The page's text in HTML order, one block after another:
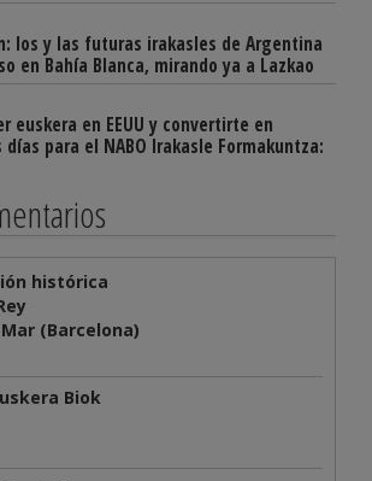
los y las futuras irakasles de Argentina
en Bahía Blanca, mirando ya a Lazkao
euskera en EEUU y convertirte en
para el NABO Irakasle Formakuntza:
histórica
(Barcelona)
Biok